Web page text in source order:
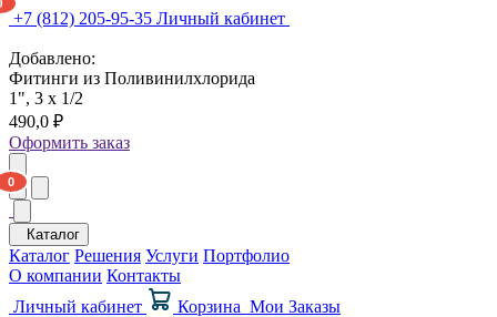
+7 (812) 205-95-35 Личный кабинет
Добавлено:
Фитинги из Поливинилхлорида
1", 3 x 1/2
490,0 ₽
Оформить заказ
Каталог
Каталог Решения Услуги Портфолио
О компании Контакты
Личный кабинет
Корзина Мои Заказы